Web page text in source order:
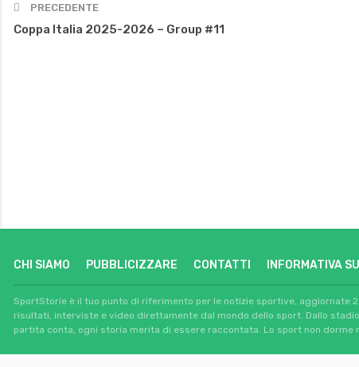
PRECEDENTE
Coppa Italia 2025-2026 – Group #11
CHI SIAMO PUBBLICIZZARE CONTATTI INFORMATIVA
SportStorie è il tuo punto di riferimento per le notizie sportive, aggiornate
risultati, interviste e video direttamente dal mondo dello sport. Dallo
partita conta, ogni storia merita di essere raccontata. Lo sport non dorme